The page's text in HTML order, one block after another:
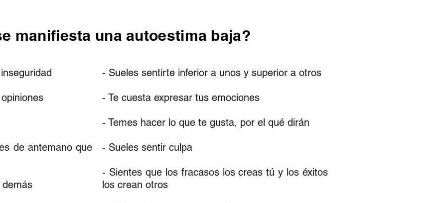
manifiesta una autoestima baja?
de antemano que
- Sueles sentirte inferior a unos y superior a otros
- Te cuesta expresar tus emociones
- Temes hacer lo que te gusta, por el qué dirán
- Sueles sentir culpa
- Sientes que los fracasos los creas tú y los éxitos
los crean otros